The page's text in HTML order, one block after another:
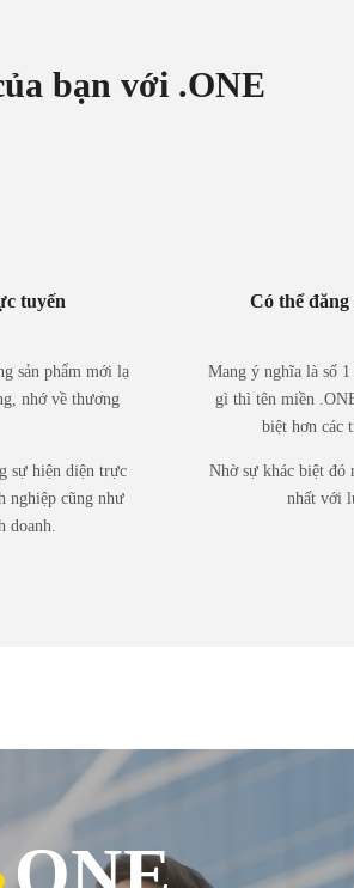
bạn với .ONE
tuyến
sản phẩm mới lạ
nhớ về thương
sự hiện diện trực
nghiệp cũng như
doanh.
Có thể
Mang ý nghĩa là số
gì thì tên miền
biệt hơn các
Nhờ sự khác biệt đó
nhất với